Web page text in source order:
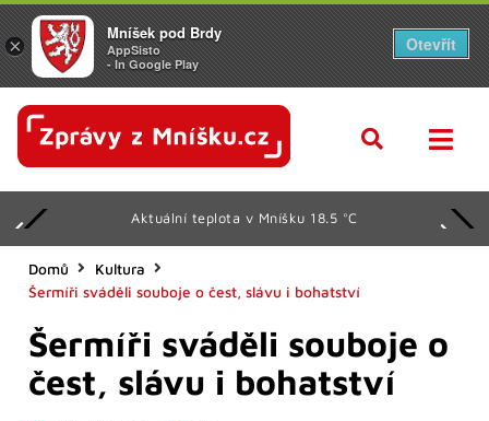
Aktuální teplota v Mníšku 18.5 °C
Domů
Kultura
Šermíři sváděli souboje o čest, slávu i bohatství
Šermíři sváděli souboje o
čest, slávu i bohatství
×
Mníšek pod Brdy
AppSisto
- In Google Play
Otevřít